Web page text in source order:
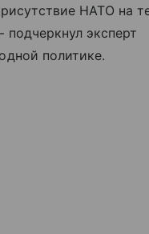
НАТО на
эксперт
политике.